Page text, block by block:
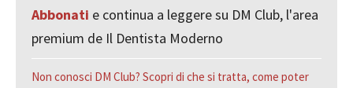
Abbonati e continua a leggere su DM Club, l'area
premium de Il Dentista Moderno
Non conosci DM Club? Scopri di che si tratta, come poter